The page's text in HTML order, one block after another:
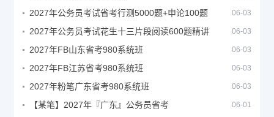
2027年公务员考试省考行测5000题+申论100题 06-03
2027年公务员考试花生十三片段阅读600题精讲 06-03
2027年FB山东省考980系统班 06-03
2027年FB江苏省考980系统班 06-03
2027年粉笔广东省考980系统班 06-03
【某笔】2027年『广东』公务员省考 06-01